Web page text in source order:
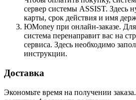
сервер системы ASSIST. Здесь
карты, срок действия и имя
ЮMoney при онлайн-заказе.
система перенаправит вас на
сервиса. Здесь необходимо
инструкции.
Доставка
Экономьте время на получении